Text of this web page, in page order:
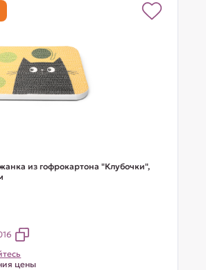
из гофрокартона "Клубочки",
цены